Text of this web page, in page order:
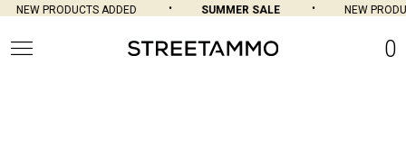
NEW PRODUCTS ADDED SUMMER SALE NEW
0